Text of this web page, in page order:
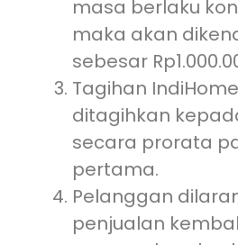
masa berlaku
maka akan
sebesar
Tagihan
ditagihkan
secara prorata
pertama.
Pelanggan
penjualan